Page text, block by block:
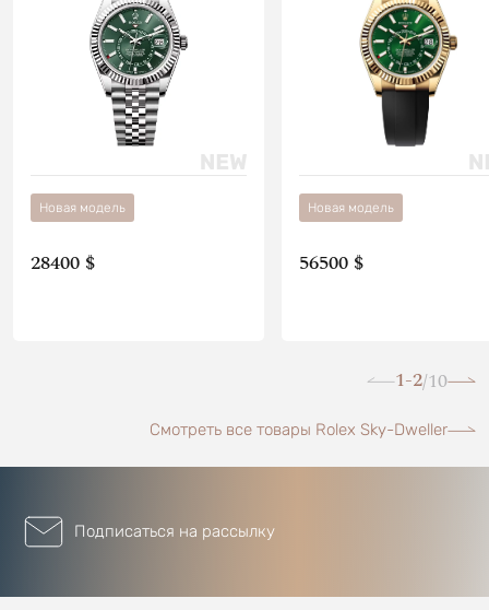
Новая модель
28400 $
Новая модель
56500 $
1-2/10
Смотреть все товары Rolex Sky-Dweller
Подписаться на рассылку